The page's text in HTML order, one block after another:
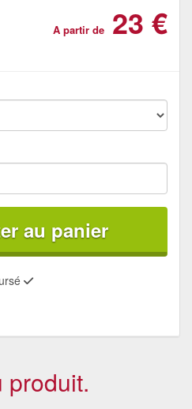
A partir de 23 €
au panier
produit.